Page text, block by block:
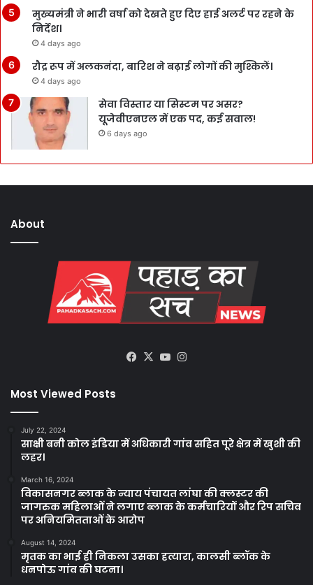
मुख्यमंत्री ने भारी वर्षा को देखते हुए दिए हाई अलर्ट पर रहने के
निर्देश।
4 days ago
रौद्र रूप में अलकनंदा, बारिश ने बढ़ाई लोगों की मुश्किलें।
4 days ago
सेवा विस्तार या सिस्टम पर असर?
यूजेवीएनएल में एक पद, कई सवाल!
6 days ago
About
Facebook
X YouTube
Most Viewed Posts
July 22, 2024
साक्षी बनी कोल इंडिया में अधिकारी गांव सहित पूरे क्षेत्र में खुशी की
लहर।
March 16, 2024
विकासनगर ब्लाक के न्याय पंचायत लांघा की क्लस्टर की
जागरुक महिलाओं ने लगाए ब्लाक के कर्मचारियों और रिप सचिव
पर अनियमितताओं के आरोप
August 14, 2024
मृतक का भाई ही निकला उसका हत्यारा, कालसी ब्लॉक के
धनपोऊ गांव की घटना।